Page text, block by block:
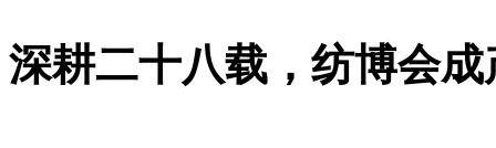
深耕二十八载，纺博会